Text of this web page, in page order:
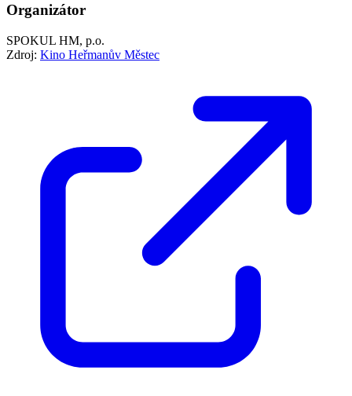
Organizátor
SPOKUL HM, p.o.
Zdroj: Kino Heřmanův Městec